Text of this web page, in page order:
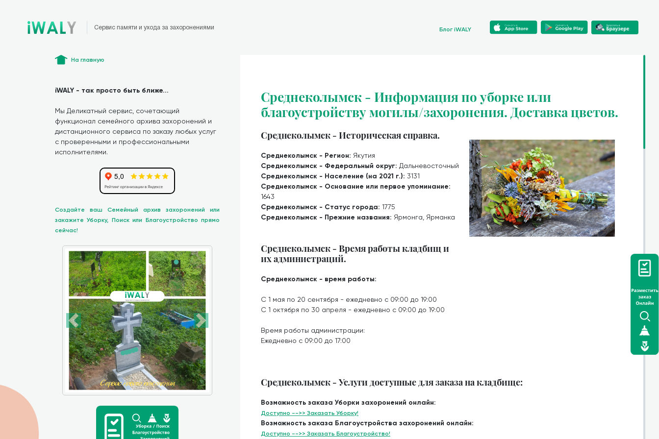
Сервис памяти и ухода за захоронениями Блог iWALY
На главную
iWALY - так просто быть ближе...
Мы Деликатный сервис, сочетающий
функционал семейного архива захоронений и
дистанционного сервиса по заказу любых услуг
с проверенными и профессиональными
исполнителями.
Создайте ваш Семейный архив захоронений или
закажите Уборку, Поиск или Благоустройство прямо
сейчас!
Среднеколымск - Информация по уборке или
благоустройству могилы/захоронения. Доставка цветов.
Среднеколымск - Историческая справка.
Среднеколымск - Регион: Якутия
Среднеколымск - Федеральный округ: Дальневосточный
Среднеколымск - Население (на 2021 г.): 3131
Среднеколымск - Основание или первое упоминание:
1643
Среднеколымск - Статус города: 1775
Среднеколымск - Прежние названия: Ярмонга, Ярманка
Среднеколымск - Время работы кладбищ и
их администраций.
Среднеколымск - время работы:
С 1 мая по 20 сентября - ежедневно с 09:00 до 19:00
С 1 октября по 30 апреля - ежедневно с 09:00 до 19:00
Время работы администрации:
Ежедневно с 09:00 до 17:00
Среднеколымск - Услуги доступные для заказа на кладбище:
Возможность заказа Уборки захоронений онлайн:
Доступно -->> Заказать Уборку!
Возможность заказа Благоустройства захоронений онлайн:
Доступно -->> Заказать Благоустройство!